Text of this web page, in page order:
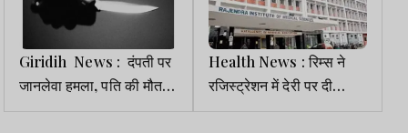
Giridih News : दंपती पर
जानलेवा हमला, पति की मौत,
पत्नी गंभीर
Health News : रिम्स ने
रजिस्ट्रेशन में देरी पर दी
सफाई, कहा-सॉफ्टवेयर अपडेट